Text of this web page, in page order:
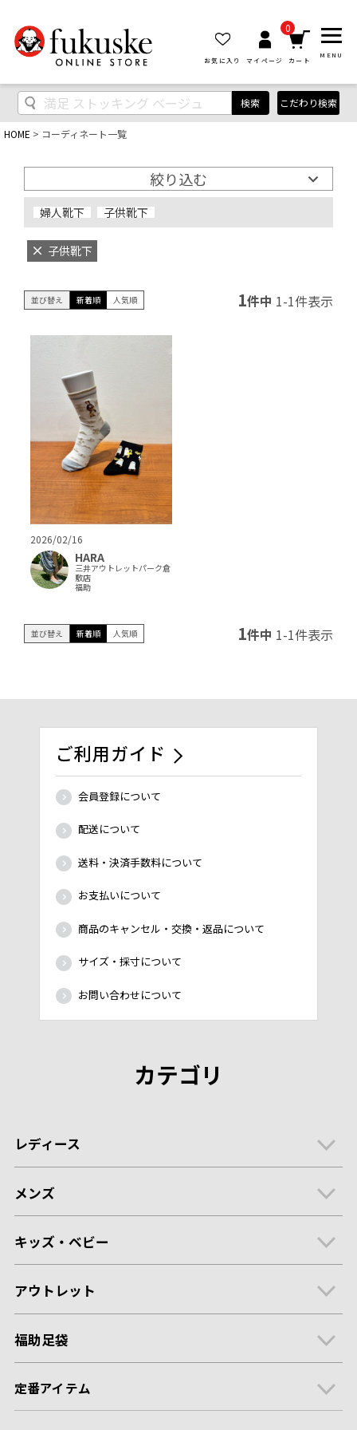
お気に入り マイページ
0
カート
MENU
検索 こだわり検索
HOME コーディネート一覧
絞り込む
婦人靴下 子供靴下
子供靴下
並び替え 新着順 人気順 1件中 1-1件表示
2026/02/16
HARA
三井アウトレットパーク倉
敷店
福助
並び替え 新着順 人気順 1件中 1-1件表示
ご利用ガイド
会員登録について
配送について
送料・決済手数料について
お支払いについて
商品のキャンセル・交換・返品について
サイズ・採寸について
お問い合わせについて
カテゴリ
レディース
メンズ
キッズ・ベビー
アウトレット
福助足袋
定番アイテム